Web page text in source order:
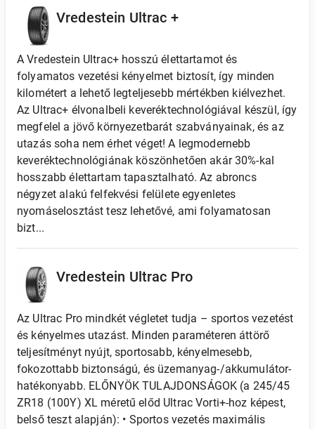
Vredestein Ultrac +
A Vredestein Ultrac+ hosszú élettartamot és
folyamatos vezetési kényelmet biztosít, így minden
kilométert a lehető legteljesebb mértékben kiélvezhet.
Az Ultrac+ élvonalbeli keveréktechnológiával készül, így
megfelel a jövő környezetbarát szabványainak, és az
utazás soha nem érhet véget! A legmodernebb
keveréktechnológiának köszönhetően akár 30%-kal
hosszabb élettartam tapasztalható. Az abroncs
négyzet alakú felfekvési felülete egyenletes
nyomáselosztást tesz lehetővé, ami folyamatosan
bizt...
Vredestein Ultrac Pro
Az Ultrac Pro mindkét végletet tudja – sportos vezetést
és kényelmes utazást. Minden paraméteren áttörő
teljesítményt nyújt, sportosabb, kényelmesebb,
fokozottabb biztonságú, és üzemanyag-/akkumulátor-
hatékonyabb. ELŐNYÖK TULAJDONSÁGOK (a 245/45
ZR18 (100Y) XL méretű előd Ultrac Vorti+-hoz képest,
belső teszt alapján): • Sportos vezetés maximális